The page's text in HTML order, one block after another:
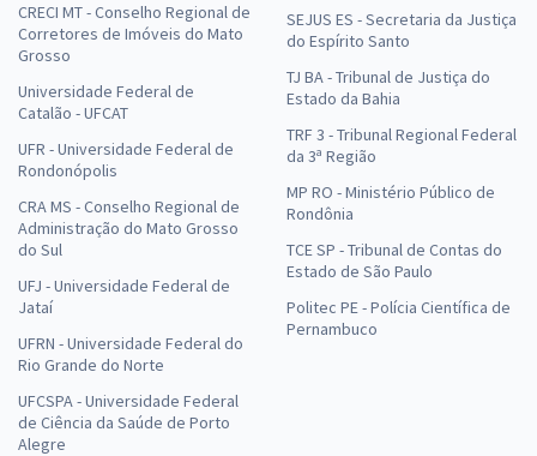
CRECI MT - Conselho Regional de
Corretores de Imóveis do Mato
Grosso
Universidade Federal de
Catalão - UFCAT
UFR - Universidade Federal de
Rondonópolis
CRA MS - Conselho Regional de
Administração do Mato Grosso
do Sul
UFJ - Universidade Federal de
Jataí
UFRN - Universidade Federal do
Rio Grande do Norte
UFCSPA - Universidade Federal
de Ciência da Saúde de Porto
Alegre
SEJUS ES - Secretaria da Justiça
do Espírito Santo
TJ BA - Tribunal de Justiça do
Estado da Bahia
TRF 3 - Tribunal Regional Federal
da 3ª Região
MP RO - Ministério Público de
Rondônia
TCE SP - Tribunal de Contas do
Estado de São Paulo
Politec PE - Polícia Científica de
Pernambuco